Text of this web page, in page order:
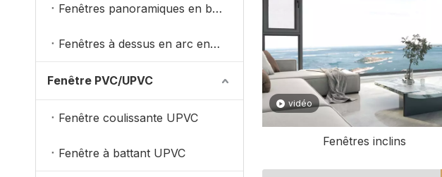
Fenêtres panoramiques en bois revêtues d'aluminium
Fenêtres à dessus en arc en bois
Fenêtre PVC/UPVC
Fenêtre coulissante UPVC
Fenêtre à battant UPVC
vidéo
Fenêtres inclins